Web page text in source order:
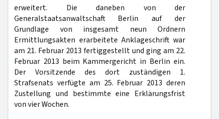
erweitert. Die daneben von der
Generalstaatsanwaltschaft Berlin auf der
Grundlage von insgesamt neun Ordnern
Ermittlungsakten erarbeitete Anklageschrift war
am 21. Februar 2013 fertiggestellt und ging am 22.
Februar 2013 beim Kammergericht in Berlin ein.
Der Vorsitzende des dort zuständigen 1.
Strafsenats verfügte am 25. Februar 2013 deren
Zustellung und bestimmte eine Erklärungsfrist
von vier Wochen.